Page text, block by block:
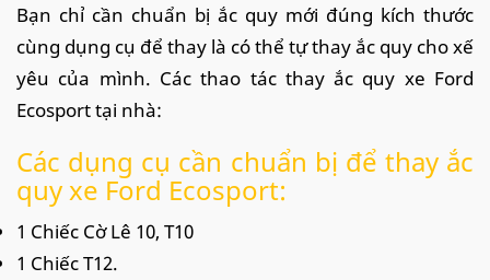
Bạn chỉ cần chuẩn bị ắc quy mới đúng kích thước
cùng dụng cụ để thay là có thể tự thay ắc quy cho xế
yêu của mình. Các thao tác thay ắc quy xe Ford
Ecosport tại nhà:
Các dụng cụ cần chuẩn bị để thay ắc
quy xe Ford Ecosport:
1 Chiếc Cờ Lê 10, T10
1 Chiếc T12.